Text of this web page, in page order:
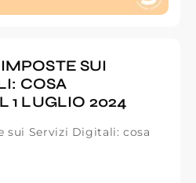
SUI
COSA
1 LUGLIO 2024
sui Servizi Digitali: cosa